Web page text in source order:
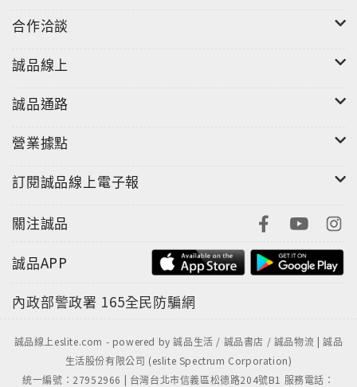
合作洽談
誠品線上
誠品通路
營業據點
訂閱誠品線上電子報
關注誠品
誠品APP
內政部警政署 165全民防騙網
誠品線上eslite.com - powered by 誠品生活 / 誠品書店 / 誠品物流 | 誠品
生活股份有限公司 (eslite Spectrum Corporation)
統一編號：27952966 | 台灣台北市信義區松德路204號B1 服務電話：